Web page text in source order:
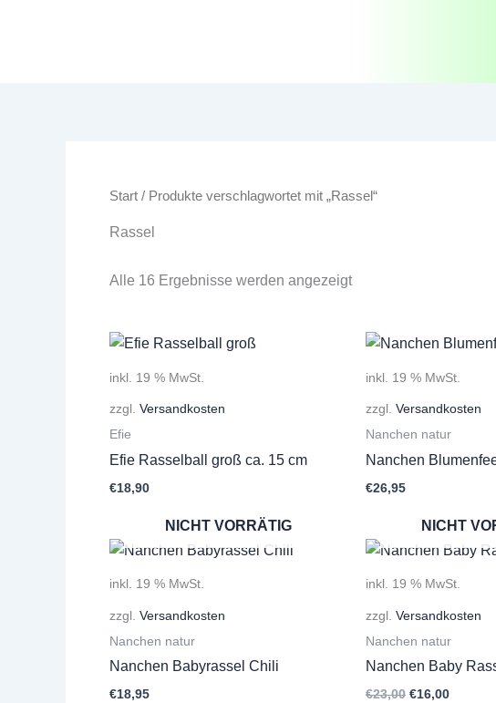
Start / Produkte verschlagwortet mit „Rassel“
Rassel
Alle 16 Ergebnisse werden angezeigt
inkl. 19 % MwSt.
zzgl. Versandkosten
Efie
Efie Rasselball groß ca. 15 cm
€18,90
inkl. 19 % MwSt.
zzgl. Versandkosten
Nanchen natur
Nanchen
€26,95
NICHT VORRÄTIG
inkl. 19 % MwSt.
zzgl. Versandkosten
Nanchen natur
Nanchen Babyrassel Chili
€18,95
NICHT
inkl. 19 % MwSt.
zzgl. Versandkosten
Nanchen natur
Nanchen Baby
€23,00 Ursprünglicher
€16,00Aktueller